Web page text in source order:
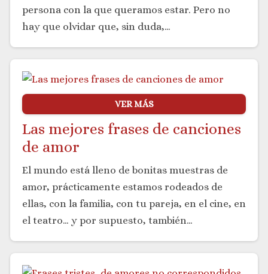
persona con la que queramos estar. Pero no
hay que olvidar que, sin duda,…
VER MÁS
Las mejores frases de canciones
de amor
El mundo está lleno de bonitas muestras de
amor, prácticamente estamos rodeados de
ellas, con la familia, con tu pareja, en el cine, en
el teatro… y por supuesto, también…